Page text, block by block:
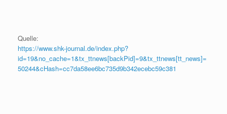
Quelle:
https://www.shk-journal.de/index.php?
id=19&no_cache=1&tx_ttnews[backPid]=9&tx_ttnews[tt_news]=
50244&cHash=cc7da58ee6bc735d9b342ecebc59c381